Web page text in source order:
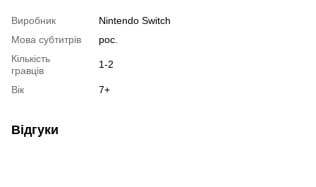
Виробник
Nintendo Switch
Мова субтитрів
рос.
Кількість
гравців
1-2
Вік 7+
Відгуки